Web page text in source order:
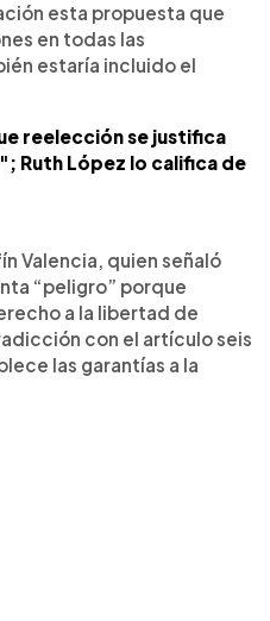
esta propuesta que
en todas las
estaría incluido el
reelección se justifica
Ruth López lo califica de
Valencia, quien señaló
“peligro” porque
a la libertad de
con el artículo seis
las garantías a la